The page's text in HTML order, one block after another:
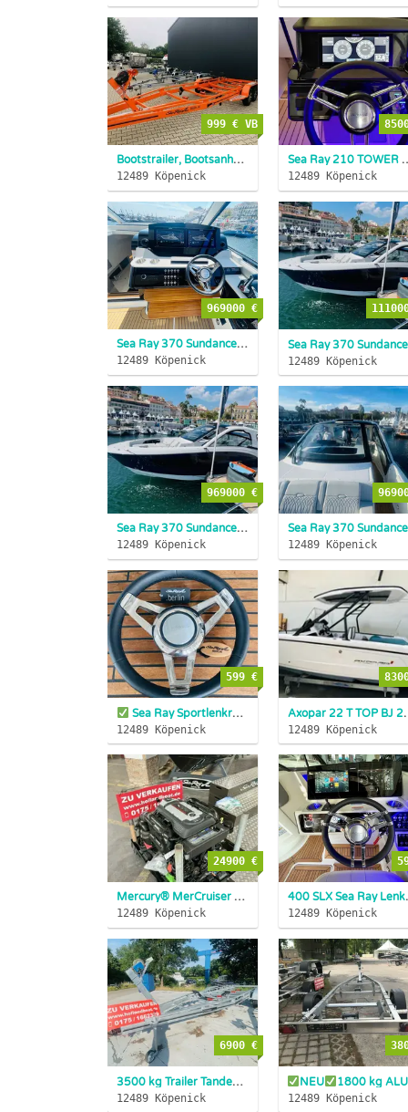
Bootstrailer, Bootsanhänger, Trailer, Hafentrailer NEU &Gebr...
12489 Köpenick
999 € VB
Sea Ray 210 TOWER &
12489 Köpenick
Sea Ray 370 Sundancer 2025 Innenborder SOFORT LIEFERBAR
12489 Köpenick
969000 €
12489 Köpenick
Sea Ray 370 Sundancer 2025 Innenborder SOFORT LIEFERBAR
12489 Köpenick
969000 €
Sea
12489 Köpenick
Sea Ray Sportlenkrad 265 190 210 230 250 260 270 290
12489 Köpenick
599 €
Axopar 22 T
12489 Köpenick
Mercury® MerCruiser Motor 6,2 L 350 PS NEU SOFORT LIEFERBAR!...
12489 Köpenick
24900 €
400 SLX
12489 Köpenick
3500 kg Trailer Tandemtrailer Bootstrailer Motorboot
12489 Köpenick
6900 €
NEU
1800 kg ALU Bootsanhänger Aluminium Trailer SOFORT ...
12489 Köpenick